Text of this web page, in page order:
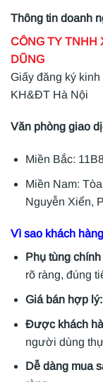
Thông tin doanh
CÔNG TY TNHH
DŨNG
Giấy đăng ký
KH&ĐT Hà Nội
Văn phòng giao
Miền Bắc:
Miền Nam:
Nguyễn Xiển,
Vì sao khách
Phụ tùng
rõ ràng, đúng
Giá bán hợp lý:
Được khách
người dùng
Dễ dàng mua